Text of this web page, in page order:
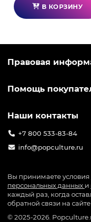
В КОРЗИНУ
Правовая
Помощь
Наши контакты
+7 800 533-83-84
info@popculture.ru
Вы принимаете условия
персональных данных и
каждый раз, когда
обратной связи на
© 2025-2026.